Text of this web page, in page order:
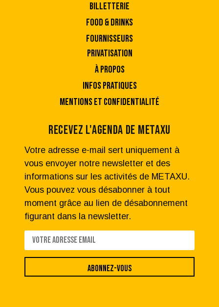
BILLETTERIE
FOOD & DRINKS
FOURNISSEURS
PRIVATISATION
À PROPOS
INFOS PRATIQUES
MENTIONS ET CONFIDENTIALITÉ
RECEVEZ L'AGENDA DE METAXU
Votre adresse e-mail sert uniquement à
vous envoyer notre newsletter et des
informations sur les activités de METAXU.
Vous pouvez vous désabonner à tout
moment grâce au lien de désabonnement
figurant dans la newsletter.